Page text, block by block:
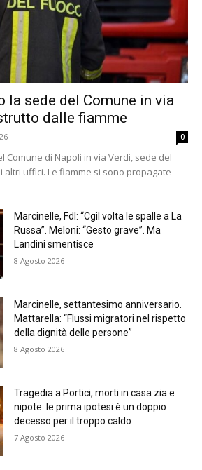
la sede del Comune in via
dalle fiamme
0
Comune di Napoli in via Verdi, sede del
altri uffici. Le fiamme si sono propagate
Marcinelle, FdI: “Cgil volta le spalle a La
Russa”. Meloni: “Gesto grave”. Ma
Landini smentisce
8 Agosto 2026
Marcinelle, settantesimo anniversario.
Mattarella: “Flussi migratori nel rispetto
della dignità delle persone”
8 Agosto 2026
Tragedia a Portici, morti in casa zia e
nipote: le prima ipotesi è un doppio
decesso per il troppo caldo
7 Agosto 2026